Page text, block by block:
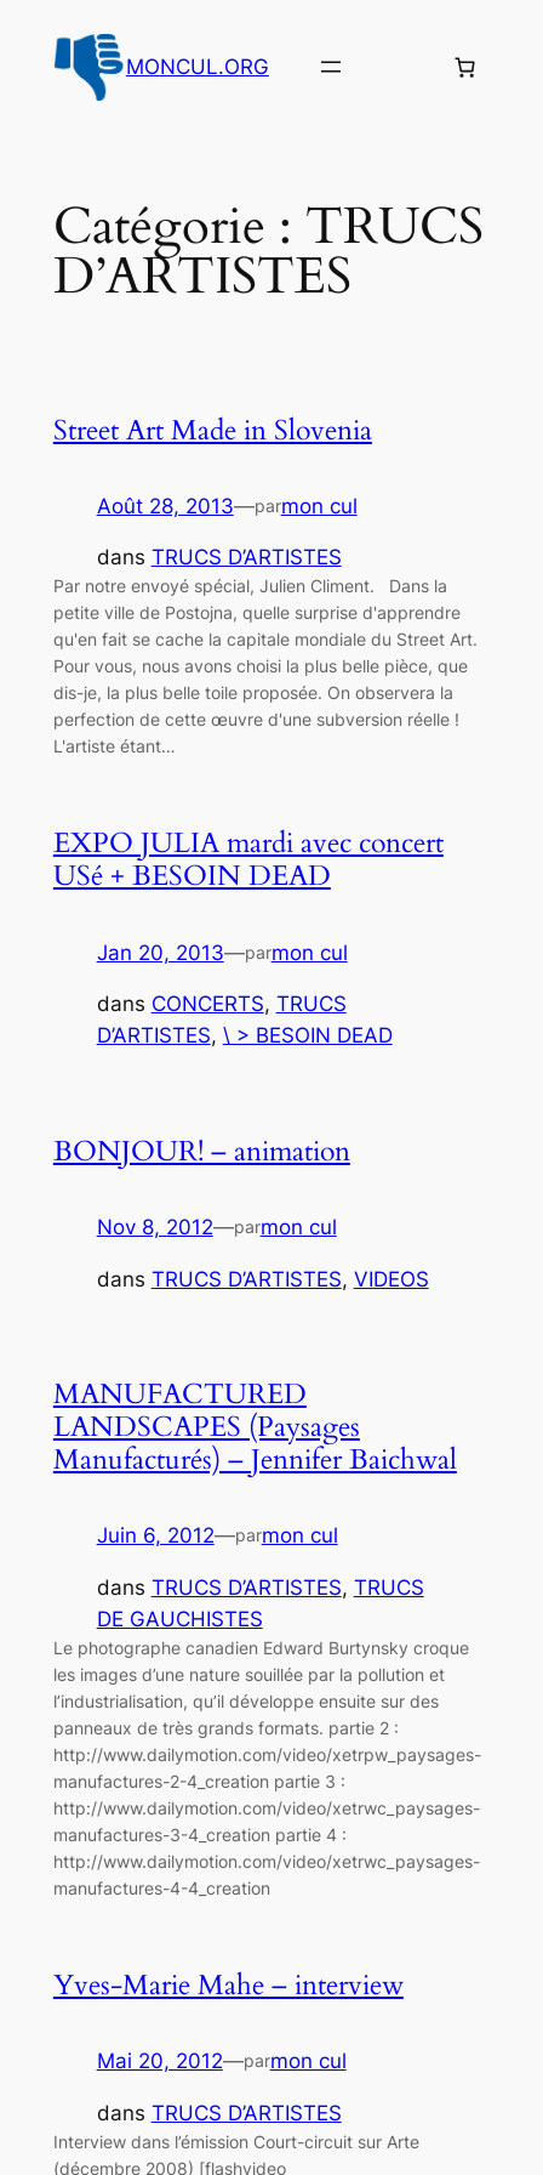
contenu
MONCUL.ORG
Catégorie : TRUCS
D’ARTISTES
Street Art Made in Slovenia
Août 28, 2013—parmon cul
dans TRUCS D’ARTISTES
Par notre envoyé spécial, Julien Climent. Dans la
petite ville de Postojna, quelle surprise d'apprendre
qu'en fait se cache la capitale mondiale du Street Art.
Pour vous, nous avons choisi la plus belle pièce, que
dis-je, la plus belle toile proposée. On observera la
perfection de cette œuvre d'une subversion réelle !
L'artiste étant…
EXPO JULIA mardi avec concert
USé + BESOIN DEAD
Jan 20, 2013—parmon cul
dans CONCERTS, TRUCS
D’ARTISTES, \ > BESOIN DEAD
BONJOUR! – animation
Nov 8, 2012—parmon cul
dans TRUCS D’ARTISTES, VIDEOS
MANUFACTURED
LANDSCAPES (Paysages
Manufacturés) – Jennifer Baichwal
Juin 6, 2012—parmon cul
dans TRUCS D’ARTISTES, TRUCS
DE GAUCHISTES
Le photographe canadien Edward Burtynsky croque
les images d’une nature souillée par la pollution et
l’industrialisation, qu’il développe ensuite sur des
panneaux de très grands formats. partie 2 :
http://www.dailymotion.com/video/xetrpw_paysages-
manufactures-2-4_creation partie 3 :
http://www.dailymotion.com/video/xetrwc_paysages-
manufactures-3-4_creation partie 4 :
http://www.dailymotion.com/video/xetrwc_paysages-
manufactures-4-4_creation
Yves-Marie Mahe – interview
Mai 20, 2012—parmon cul
dans TRUCS D’ARTISTES
Interview dans l’émission Court-circuit sur Arte
(décembre 2008) [flashvideo